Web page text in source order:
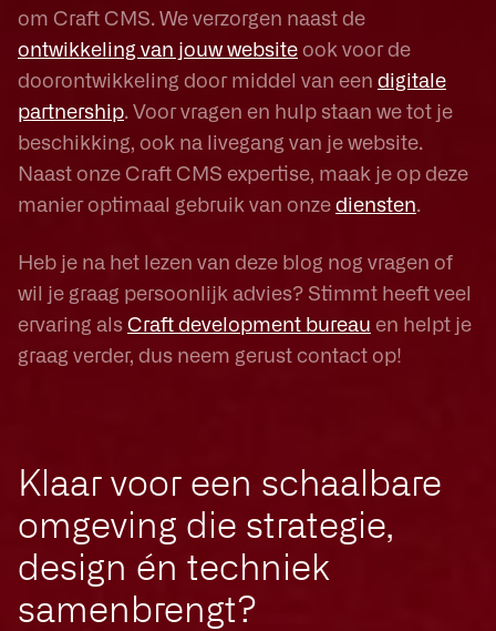
om Craft CMS. We verzorgen naast de
ontwikkeling van jouw website ook voor de
doorontwikkeling door middel van een digitale
partnership. Voor vragen en hulp staan we tot je
beschikking, ook na livegang van je website.
Naast onze Craft CMS expertise, maak je op deze
manier optimaal gebruik van onze diensten.
Heb je na het lezen van deze blog nog vragen of
wil je graag persoonlijk advies? Stimmt heeft veel
ervaring als Craft development bureau en helpt je
graag verder, dus neem gerust contact op!
Klaar voor een schaalbare
omgeving die strategie,
design én techniek
samenbrengt?